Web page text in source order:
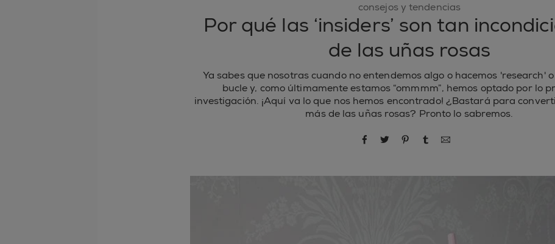
consejos y tendencias
Por qué las ‘insiders’ son tan
de las uñas rosas
Ya sabes que nosotras cuando no entendemos algo o hacemos 'research'
bucle y, como últimamente estamos “ommmm”, hemos optado por lo
investigación. ¡Aquí va lo que nos hemos encontrado! ¿Bastará para
más de las uñas rosas? Pronto lo sabremos.
compartir por Facebook
compartir por Twitter
compartir por Pinterest
compartir por Tumblr
compartir por correo